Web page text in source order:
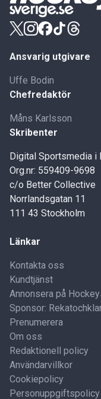
Ansvarig utgivare
Uffe Bodin
Chefredaktör
Måns Karlsson
Skribenter
Digital Sportsmedia i
Org.nr: 559409-9698
c/o Better Collective
Norrlandsgatan 11
111 43 Stockholm
Länkar
Kontakta oss
Kundtjänst
Annonsera på
Sponsor:
Prenumerera
Om oss
Redaktionell policy
Användarvillkor
Cookiepolicy
Personuppgiftspolicy